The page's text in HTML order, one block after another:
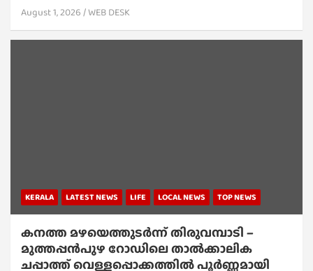
August 1, 2026 WEB DESK
KERALA LATEST NEWS LIFE LOCAL NEWS TOP NEWS
കനത്ത മഴയെത്തുടർന്ന് തിരുവമ്പാടി –
മുത്തപ്പൻപുഴ റോഡിലെ താൽക്കാലിക
ചപ്പാത്ത് വെള്ളപ്പൊക്കത്തിൽ പൂർണ്ണമായി